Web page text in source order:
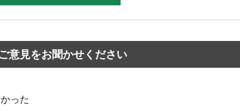
意見をお聞かせください
った